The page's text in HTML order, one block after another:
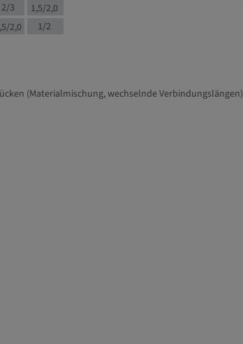
2/3
1,5/2,0
2,0 1/2
(Materialmischung, wechselnde Verbindungslängen)